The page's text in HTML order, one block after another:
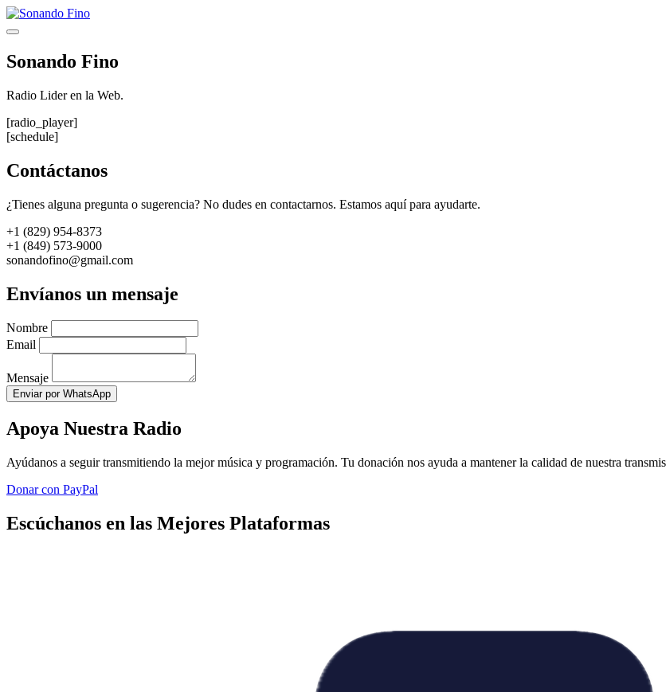
Saltar
al
Menú
Sonando Fino
Radio Lider en la Web.
[radio_player]
[schedule]
Contáctanos
¿Tienes alguna pregunta o sugerencia? No dudes en contactarnos. Estamos aquí para ayudarte.
+1 (829) 954-8373
+1 (849) 573-9000
sonandofino@gmail.com
Envíanos un mensaje
Nombre
Email
Mensaje
Enviar por WhatsApp
Apoya Nuestra Radio
Ayúdanos a seguir transmitiendo la mejor música y programación. Tu donación nos ayuda a mantener la calidad de nuestra
Donar con PayPal
Escúchanos en las Mejores Plataformas